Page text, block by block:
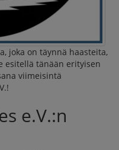
joka on täynnä haasteita,
esitellä tänään erityisen
viimeisintä
!
e.V.:n